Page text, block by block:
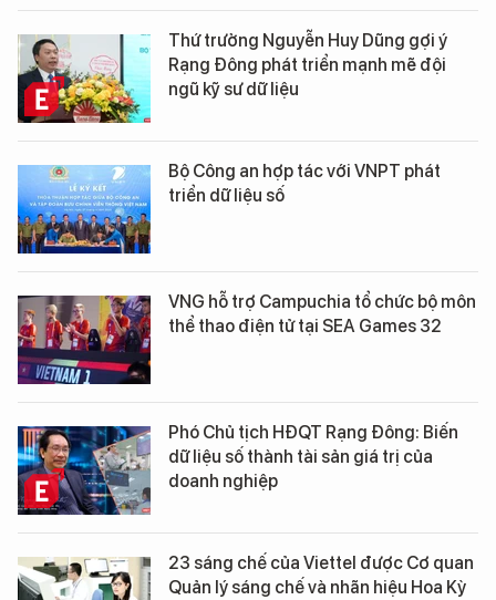
Thứ trưởng Nguyễn Huy Dũng gợi ý
Rạng Đông phát triển mạnh mẽ đội
ngũ kỹ sư dữ liệu
Bộ Công an hợp tác với VNPT phát
triển dữ liệu số
VNG hỗ trợ Campuchia tổ chức bộ môn
thể thao điện tử tại SEA Games 32
Phó Chủ tịch HĐQT Rạng Đông: Biến
dữ liệu số thành tài sản giá trị của
doanh nghiệp
23 sáng chế của Viettel được Cơ quan
Quản lý sáng chế và nhãn hiệu Hoa Kỳ